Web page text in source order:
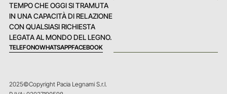
TEMPO CHE OGGI SI TRAMUTA
IN UNA CAPACITÀ DI RELAZIONE
CON QUALSIASI RICHIESTA
LEGATA AL MONDO DEL LEGNO.
TELEFONOWHATSAPPFACEBOOK
2025©Copyright Pacia Legnami S.r.l.